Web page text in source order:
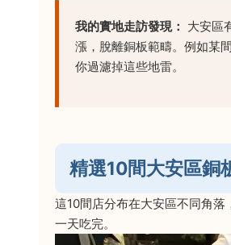
我的實地走訪發現： 大安區
漲，脫離銅板範疇。例如某
你過濾掉這些地雷。
精選10間大安區銅
這10間店分布在大安區不同角
一天吃完。